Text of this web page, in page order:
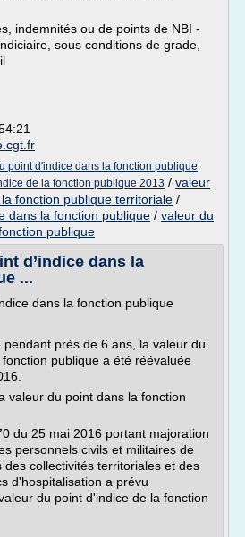
indemnités ou de points de NBI -
sous conditions de grade,
point d'indice dans la fonction publique
de la fonction publique 2013 / valeur
fonction publique territoriale /
dans la fonction publique / valeur du
publique
d’indice dans la
...
dans la fonction publique
près de 6 ans, la valeur du
publique a été réévaluée
valeur du point dans la fonction
du 25 mai 2016 portant majoration
personnels civils et militaires de
des collectivités territoriales et des
d'hospitalisation a prévu
du point d'indice de la fonction